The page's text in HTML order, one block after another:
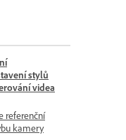
stylů
videa
referenční
kamery